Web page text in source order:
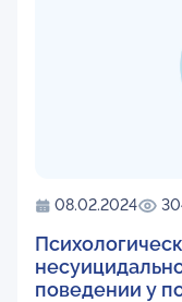
08.02.2024
поведении у